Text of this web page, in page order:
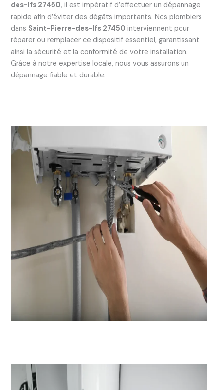
des-Ifs 27450, il est impératif d’effectuer un dépannage
rapide afin d’éviter des dégâts importants. Nos plombiers
dans Saint-Pierre-des-Ifs 27450 interviennent pour
réparer ou remplacer ce dispositif essentiel, garantissant
ainsi la sécurité et la conformité de votre installation.
Grâce à notre expertise locale, nous vous assurons un
dépannage fiable et durable.